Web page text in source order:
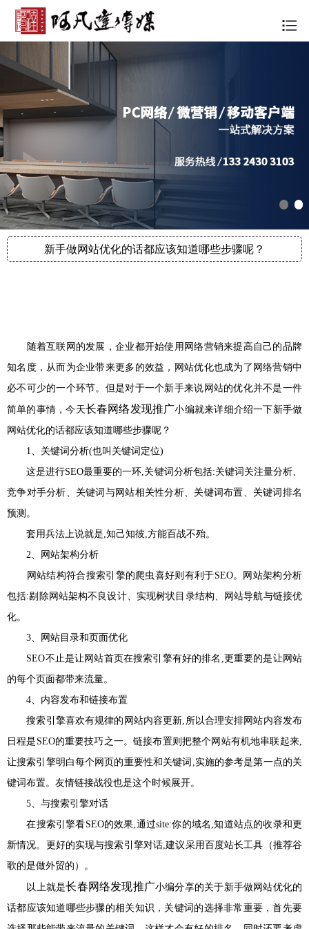
新手做网站优化的话都应该知道哪些步骤呢？
随着互联网的发展，企业都开始使用网络营销来提高自己的品牌
知名度，从而为企业带来更多的效益，网站优化也成为了网络营销中
必不可少的一个环节。但是对于一个新手来说网站的优化并不是一件
简单的事情，今天长春网络发现推广小编就来详细介绍一下新手做
网站优化的话都应该知道哪些步骤呢？
1、关键词分析(也叫关键词定位)
这是进行SEO最重要的一环,关键词分析包括:关键词关注量分析、
竞争对手分析、关键词与网站相关性分析、关键词布置、关键词排名
预测。
套用兵法上说就是,知己知彼,方能百战不殆。
2、网站架构分析
网站结构符合搜索引擎的爬虫喜好则有利于SEO。网站架构分析
包括:剔除网站架构不良设计、实现树状目录结构、网站导航与链接优
化。
3、网站目录和页面优化
SEO不止是让网站首页在搜索引擎有好的排名,更重要的是让网站
的每个页面都带来流量。
4、内容发布和链接布置
搜索引擎喜欢有规律的网站内容更新,所以合理安排网站内容发布
日程是SEO的重要技巧之一。链接布置则把整个网站有机地串联起来,
让搜索引擎明白每个网页的重要性和关键词,实施的参考是第一点的关
键词布置。友情链接战役也是这个时候展开。
5、与搜索引擎对话
在搜索引擎看SEO的效果,通过site:你的域名,知道站点的收录和更
新情况。更好的实现与搜索引擎对话,建议采用百度站长工具（推荐谷
歌的是做外贸的）。
以上就是长春网络发现推广小编分享的关于新手做网站优化的
话都应该知道哪些步骤的相关知识，关键词的选择非常重要，首先要